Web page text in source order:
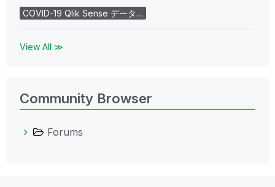
COVID-19 Qlik Sense データ…
View All ≫
Community Browser
Forums